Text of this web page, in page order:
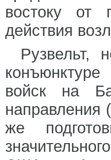
востоку от
действия
Рузвельт,
войск на
направления
же